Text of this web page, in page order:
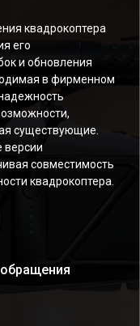
квадрокоптера
его
и обновления
в фирменном
существующие.
версии
совместимость
квадрокоптера.